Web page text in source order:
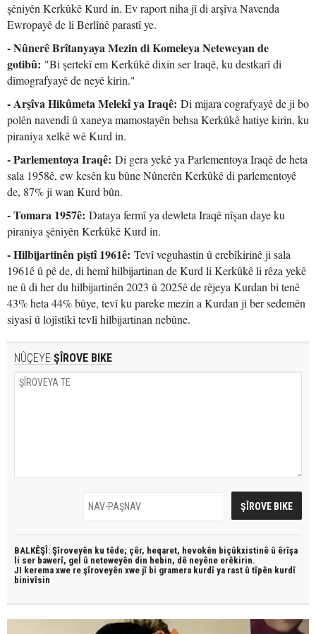
şêniyên Kerkûkê Kurd in. Ev raport niha jî di arşîva Navenda
Ewropayê de li Berlînê parastî ye.
- Nûnerê Brîtanyaya Mezin di Komeleya Neteweyan de
gotibû: "Bi şertekî em Kerkûkê dixin ser Iraqê, ku destkarî di
dîmografyayê de neyê kirin."
- Arşîva Hikûmeta Melekî ya Iraqê: Di mijara cografyayê de ji bo
polên navendî û xaneya mamostayên behsa Kerkûkê hatiye kirin, ku
piraniya xelkê wê Kurd in.
- Parlementoya Iraqê: Di gera yekê ya Parlementoya Iraqê de heta
sala 1958ê, ew kesên ku bûne Nûnerên Kerkûkê di parlementoyê
de, 87% ji wan Kurd bûn.
- Tomara 1957ê: Dataya fermî ya dewleta Iraqê nîşan daye ku
piraniya şêniyên Kerkûkê Kurd in.
- Hilbijartinên piştî 1961ê: Tevî veguhastin û erebîkirinê ji sala
1961ê û pê de, di hemî hilbijartinan de Kurd li Kerkûkê li rêza yekê
ne û di her du hilbijartinên 2023 û 2025ê de rêjeya Kurdan bi tenê
43% heta 44% bûye, tevî ku pareke mezin a Kurdan ji ber sedemên
siyasî û lojîstîkî tevlî hilbijartinan nebûne.
NÛÇEYE ŞÎROVE BIKE
BALKÊŞÎ: Şîroveyên ku têde; çêr, heqaret, hevokên biçûkxistinê û êrîşa
li ser bawerî, gel û neteweyên din hebin, dê neyêne erêkirin.
JI kerema xwe re şîroveyên xwe jî bi gramera kurdî ya rast û tîpên kurdî
binivîsin